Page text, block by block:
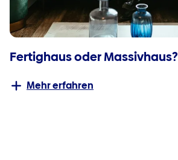
Fertighaus oder Massivhaus?
Mehr erfahren